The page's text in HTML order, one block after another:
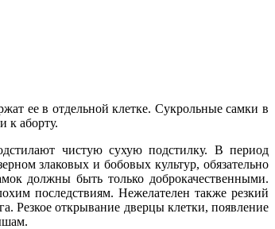
ее в отдельной клетке. Сукрольные самки в
к аборту.
чистую сухую подстилку. В период
злаковых и бобовых культур, обязательно
должны быть только доброкачественными.
последствиям. Нежелателен также резкий
Резкое открывание дверцы клетки, появление